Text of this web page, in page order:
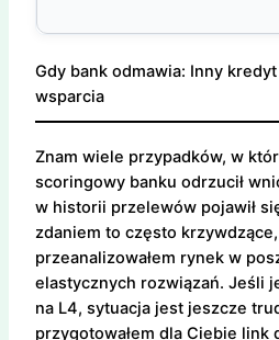
Gdy bank odmawia: Inny
wsparcia
Znam wiele przypadków, w
scoringowy banku odrzucił
w historii przelewów pojawił
zdaniem to często
przeanalizowałem rynek w
elastycznych rozwiązań. Jeśli
na L4, sytuacja jest jeszcze
przygotowałem dla Ciebie link